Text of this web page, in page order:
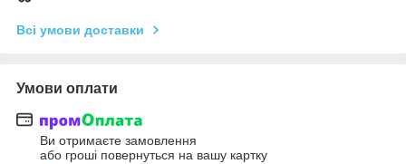
Всі умови доставки
Умови оплати
Ви отримаєте замовлення
або гроші повернуться на вашу картку